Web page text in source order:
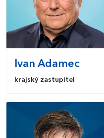
Ivan Adamec
krajský zastupitel